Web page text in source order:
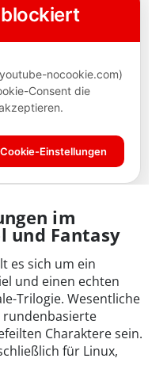
im
und Fantasy
es sich um ein
und einen echten
Trilogie. Wesentliche
rundenbasierte
Charaktere sein.
für Linux,